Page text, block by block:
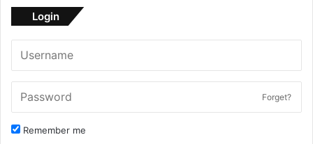
Login
Forget?
Remember me